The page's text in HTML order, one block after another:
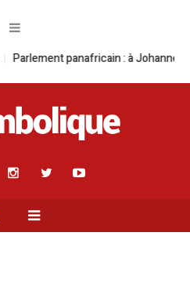
: à Johannesburg, Aimé Boji